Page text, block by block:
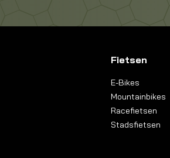
Fietsen
E-Bikes
Mountainbikes
Racefietsen
Stadsfietsen